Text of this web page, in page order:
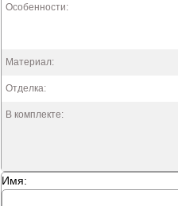
Особенности:
Материал:
Отделка:
В комплекте:
Имя: